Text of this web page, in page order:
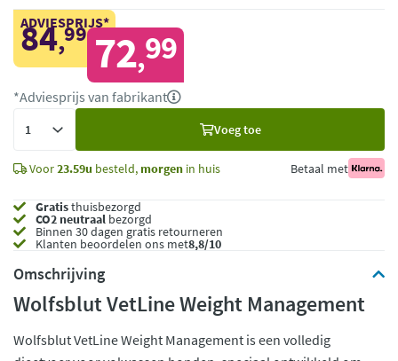
ADVIESPRIJS*
84,99 72,99
*Adviesprijs van fabrikant
Voeg toe
Voor23.59u besteld, morgen in huis Betaal met
Gratisthuisbezorgd
CO2 neutraal bezorgd
Binnen 30 dagen gratis retourneren
Klanten beoordelen ons met8,8/10
Omschrijving
Wolfsblut VetLine Weight Management
Wolfsblut VetLine Weight Management is een volledig